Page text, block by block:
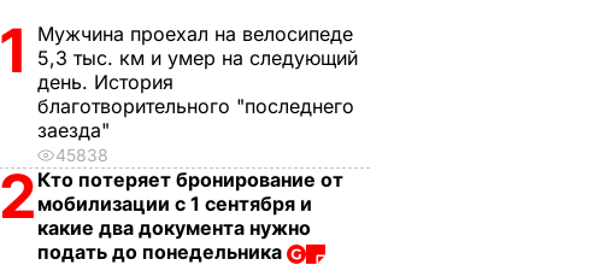
1
Мужчина проехал на велосипеде
5,3 тыс. км и умер на следующий
день. История
благотворительного "последнего
заезда"
45838
2 Кто потеряет бронирование от
мобилизации с 1 сентября и
какие два документа нужно
подать до понедельника